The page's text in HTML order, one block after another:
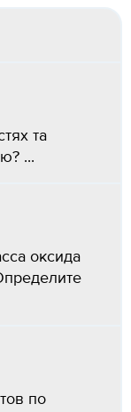
та
​...
оксида
по